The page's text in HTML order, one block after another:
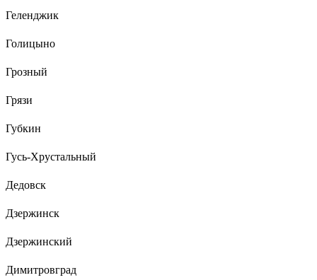
Геленджик
Голицыно
Грозный
Грязи
Губкин
Гусь-Хрустальный
Дедовск
Дзержинск
Дзержинский
Димитровград